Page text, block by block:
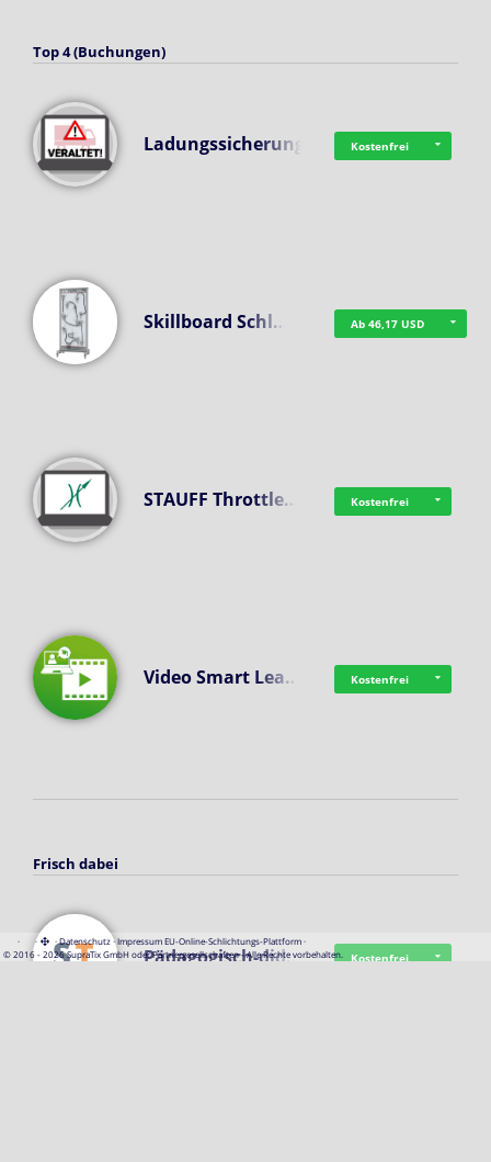
Top 4 (Buchungen)
Ladungssicherung Kostenfrei
Skillboard Schl… Ab 46,17 USD
STAUFF Throttle… Kostenfrei
Video Smart Lea… Kostenfrei
Frisch dabei
Pädagogisch-did… Kostenfrei
· · ·Datenschutz·Impressum EU-Online-Schlichtungs-Plattform·
© 2016 - 2026 SupraTix GmbH oder Partnergesellschaften - Alle Rechte vorbehalten.